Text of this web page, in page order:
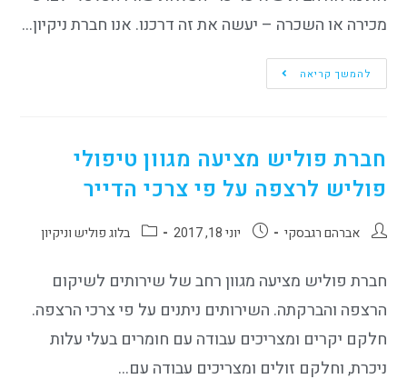
מכירה או השכרה – יעשה את זה דרכנו. אנו חברת ניקיון…
להמשך קריאה
חברת פוליש מציעה מגוון טיפולי
פוליש לרצפה על פי צרכי הדייר
אברהם רגבסקי יוני 18, 2017 בלוג פוליש וניקיון
חברת פוליש מציעה מגוון רחב של שירותים לשיקום
הרצפה והברקתה. השירותים ניתנים על פי צרכי הרצפה.
חלקם יקרים ומצריכים עבודה עם חומרים בעלי עלות
ניכרת, וחלקם זולים ומצריכים עבודה עם…